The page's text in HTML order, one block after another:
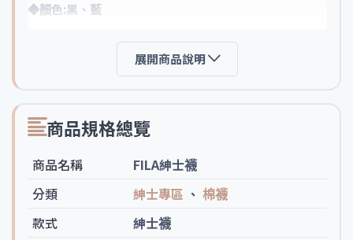
◆顏色:黑、藍
展開商品說明
商品規格總覽
商品名稱
FILA紳士襪
分類
紳士專區 、 棉襪
款式
紳士襪